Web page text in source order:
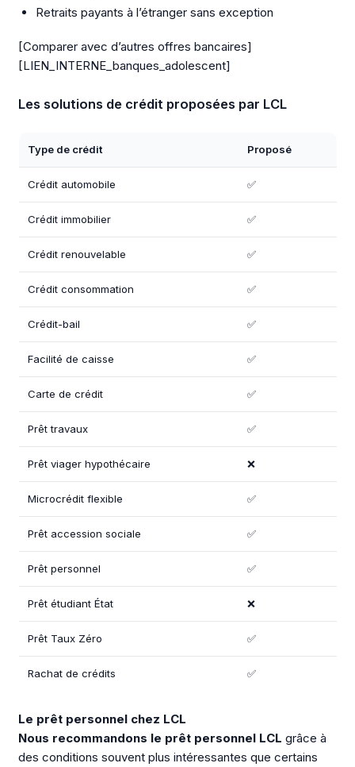
Retraits payants à l’étranger sans exception
[Comparer avec d’autres offres bancaires]
[LIEN_INTERNE_banques_adolescent]
Les solutions de crédit proposées par LCL
Type de crédit Proposé
Crédit automobile ✅
Crédit immobilier ✅
Crédit renouvelable ✅
Crédit consommation ✅
Crédit-bail ✅
Facilité de caisse ✅
Carte de crédit ✅
Prêt travaux ✅
Prêt viager hypothécaire ❌
Microcrédit flexible ✅
Prêt accession sociale ✅
Prêt personnel ✅
Prêt étudiant État ❌
Prêt Taux Zéro ✅
Rachat de crédits ✅
Le prêt personnel chez LCL
Nous recommandons le prêt personnel LCL grâce à
des conditions souvent plus intéressantes que certains